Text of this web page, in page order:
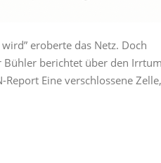
eroberte das Netz. Doch
Bühler berichtet über den
Eine verschlossene Zelle,